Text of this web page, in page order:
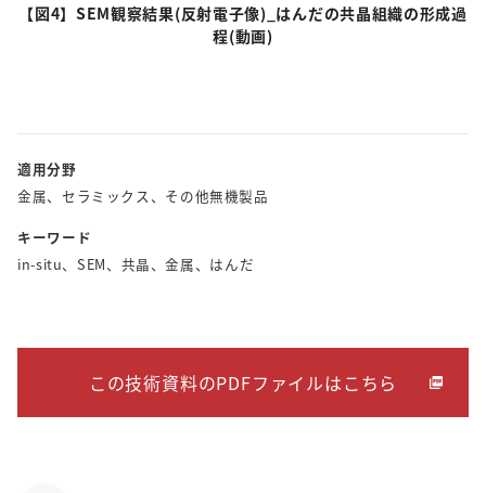
【図4】SEM観察結果(反射電子像)_はんだの共晶組織の形成過
程(動画)
適用分野
金属、セラミックス、その他無機製品
キーワード
in-situ、SEM、共晶、金属、はんだ
この技術資料のPDFファイルはこちら